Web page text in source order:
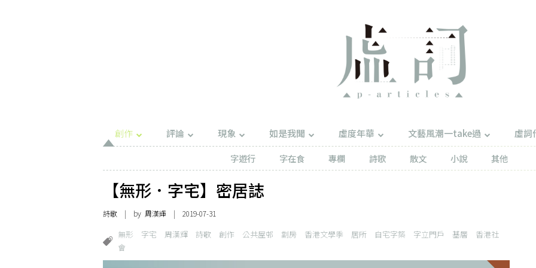
創作 評論 現象 如是我聞 虛度年華 文藝風潮一take過
虛詞
字遊行
字在食 專欄 詩歌 散文 小說 其他
【無形．字宅】密居誌
詩歌 | by 周漢輝 | 2019-07-31
無形 字宅 周漢輝 詩歌 創作 公共屋邨 劏房 香港文學季 居所 自宅字築 字立門戶 基層
香港社
會